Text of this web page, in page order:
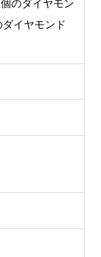
のダイヤモン
イヤモンド